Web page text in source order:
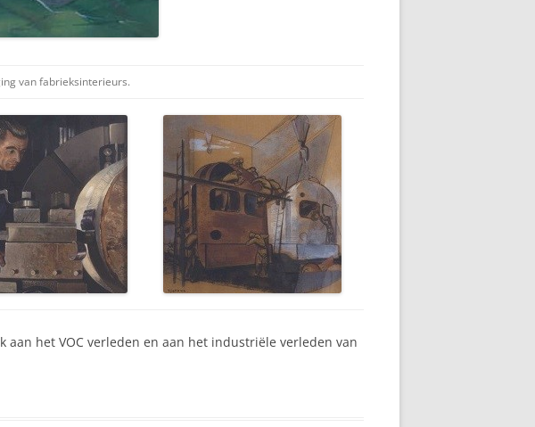
van fabrieksinterieurs.
het VOC verleden en aan het industriële verleden van